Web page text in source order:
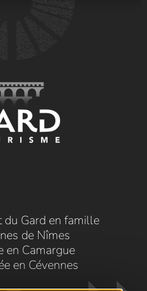
du Gard en famille
de Nîmes
en Camargue
en Cévennes